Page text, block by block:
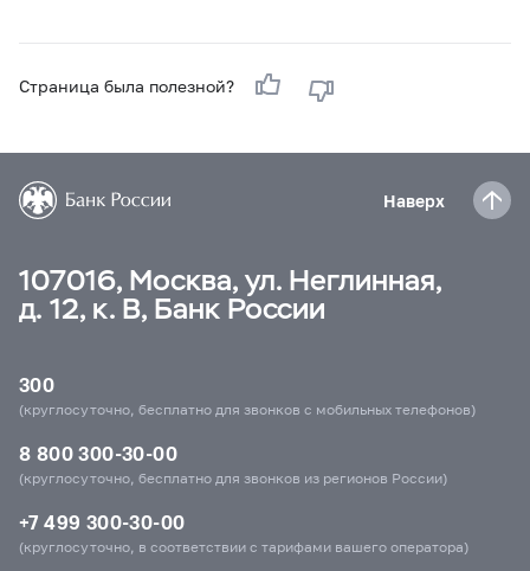
Страница была полезной?
Наверх
107016, Москва, ул. Неглинная,
д. 12, к. В, Банк России
300
(круглосуточно, бесплатно для звонков с мобильных телефонов)
8 800 300-30-00
(круглосуточно, бесплатно для звонков из регионов России)
+7 499 300-30-00
(круглосуточно, в соответствии с тарифами вашего оператора)